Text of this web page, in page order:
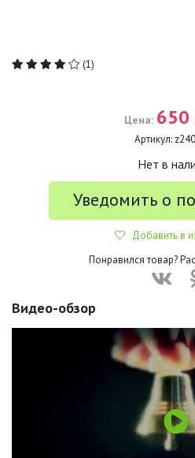
(1)
Цена: 650
Артикул:
Нет в
Уведомить о
Добавить в
Понравился товар?
Видео-обзор